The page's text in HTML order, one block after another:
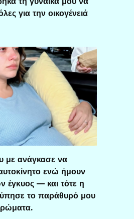
για την οικογένειά
με ανάγκασε να
ενώ ήμουν
έγκυος — και τότε η
το παράθυρό μου